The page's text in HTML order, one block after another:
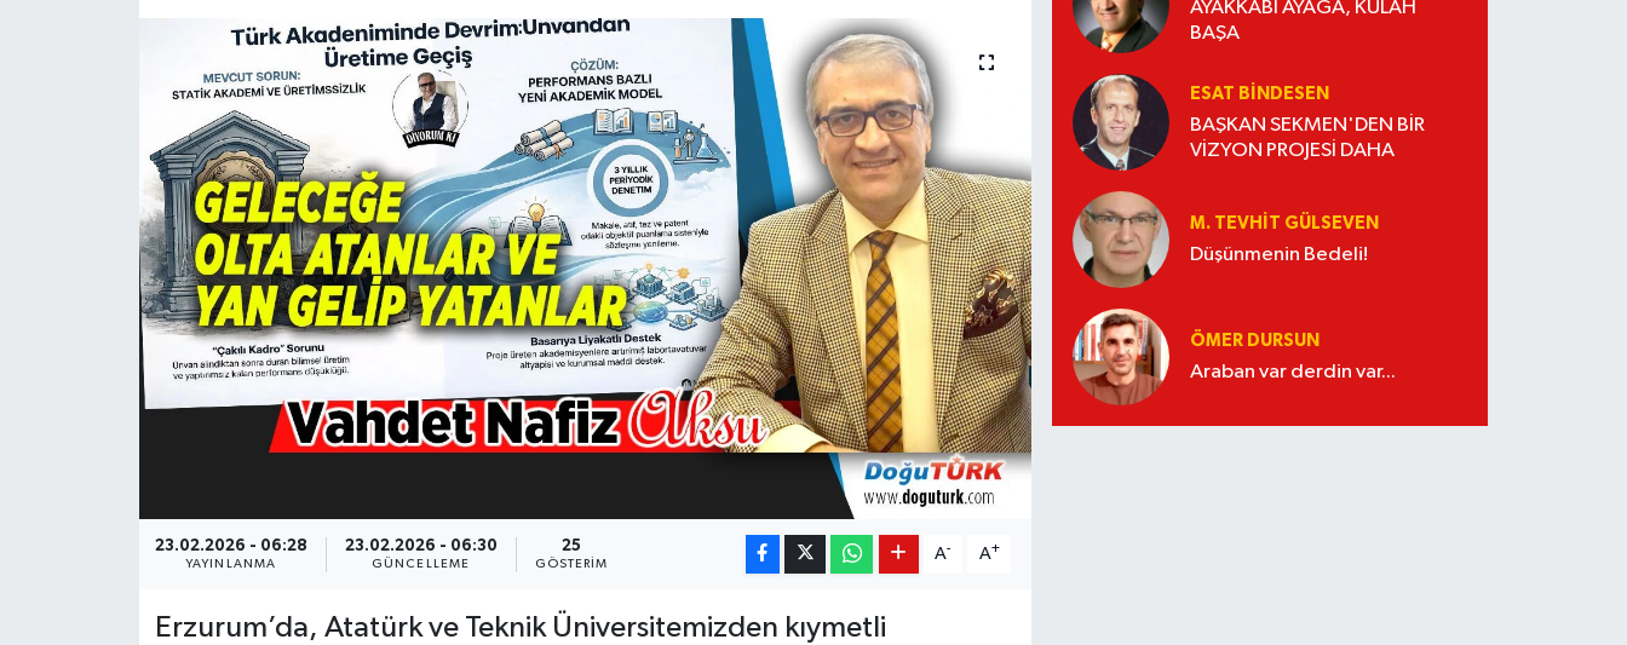
23.02.2026 - 06:28
YAYINLANMA
23.02.2026 - 06:30
GÜNCELLEME
25
GÖSTERIM
A- A+
Erzurum’da, Atatürk ve Teknik Üniversitemizden kıymetli
AYAKKABI AYAĞA, KÜLAH
BAŞA
ESAT BİNDESEN
BAŞKAN SEKMEN'DEN BİR
VİZYON PROJESİ DAHA
M. TEVHIT GÜLSEVEN
Düşünmenin Bedeli!
ÖMER DURSUN
Araban var derdin var...
Politika